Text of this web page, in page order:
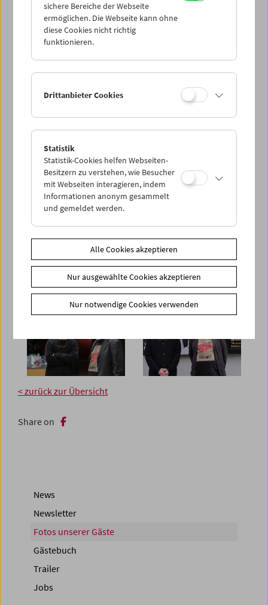
< zurück zur Übersicht
Share on
News
Newsletter
Fotos unserer Gäste
Gästebuch
Trailer
Jobs
sichere Bereiche der Webseite
ermöglichen. Die Webseite kann ohne
diese Cookies nicht richtig
funktionieren.
Drittanbieter Cookies
Statistik
Statistik-Cookies helfen Webseiten-
Besitzern zu verstehen, wie Besucher
mit Webseiten interagieren, indem
Informationen anonym gesammelt
und gemeldet werden.
Alle Cookies akzeptieren
Nur ausgewählte Cookies akzeptieren
Nur notwendige Cookies verwenden